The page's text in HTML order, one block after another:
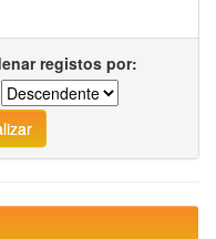
registos por: